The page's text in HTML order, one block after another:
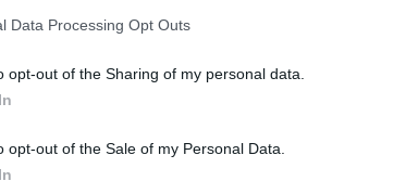
Data Processing Opt Outs
opt-out of the Sharing of my personal data.
opt-out of the Sale of my Personal Data.